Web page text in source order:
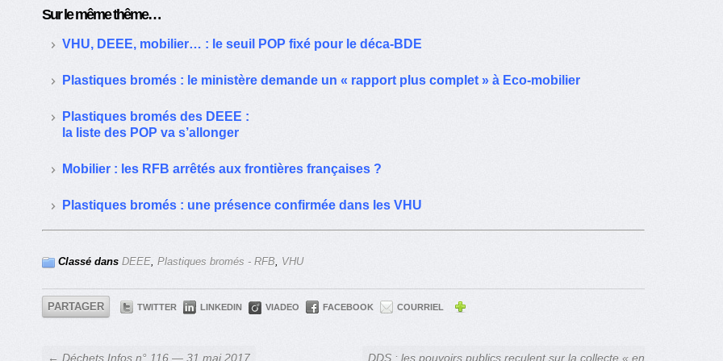
Sur le même thême…
VHU, DEEE, mobilier… : le seuil POP fixé pour le déca-BDE
Plastiques bromés : le ministère demande un « rapport plus complet » à Eco-mobilier
Plastiques bromés des DEEE :
la liste des POP va s’allonger
Mobilier : les RFB arrêtés aux frontières françaises ?
Plastiques bromés : une présence confirmée dans les VHU
Classé dans DEEE, Plastiques bromés - RFB VHU
PARTAGER TWITTER LINKEDIN VIADEO FACEBOOK COURRIEL
← Déchets Infos n° 116 — 31 mai 2017 DDS : les pouvoirs publics reculent sur la collecte « en